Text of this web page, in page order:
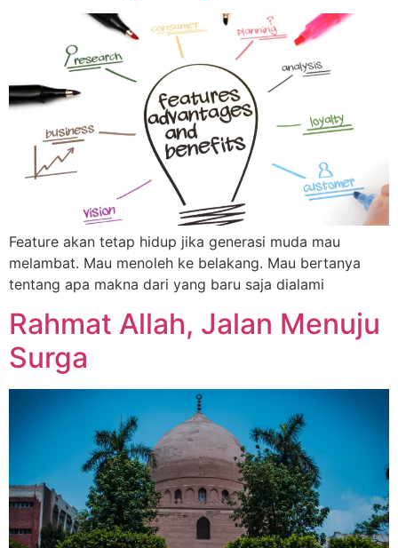
Feature akan tetap hidup jika generasi muda mau
melambat. Mau menoleh ke belakang. Mau bertanya
tentang apa makna dari yang baru saja dialami
Rahmat Allah, Jalan Menuju
Surga